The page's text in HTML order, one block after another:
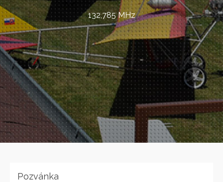
132,785 MHz
Pozvánka